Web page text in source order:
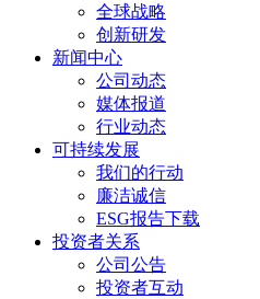
全球战略
创新研发
新闻中心
公司动态
媒体报道
行业动态
可持续发展
我们的行动
廉洁诚信
ESG报告下载
投资者关系
公司公告
投资者互动